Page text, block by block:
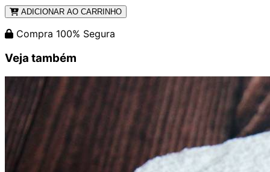
ADICIONAR AO CARRINHO
Compra 100% Segura
Veja também